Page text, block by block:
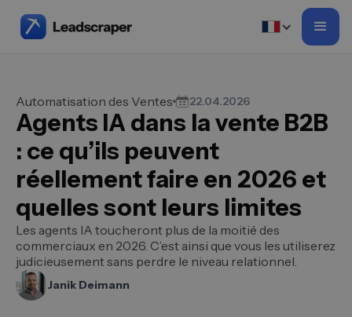
Automatisation des Ventes 22.04.2026
Agents IA dans la vente B2B
: ce qu’ils peuvent
réellement faire en 2026 et
quelles sont leurs limites
Les agents IA toucheront plus de la moitié des
commerciaux en 2026. C’est ainsi que vous les utiliserez
judicieusement sans perdre le niveau relationnel.
Janik Deimann